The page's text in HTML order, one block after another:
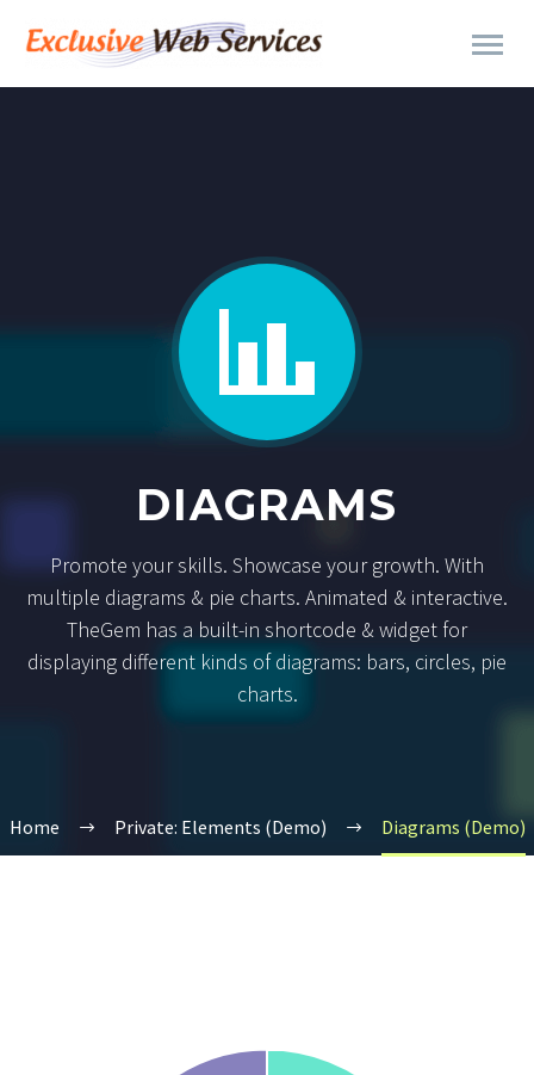


DIAGRAMS
Promote your skills. Showcase your growth. With
multiple diagrams & pie charts. Animated & interactive.
TheGem has a built-in shortcode & widget for
displaying different kinds of diagrams: bars, circles, pie
charts.
Home Private: Elements (Demo) Diagrams (Demo)